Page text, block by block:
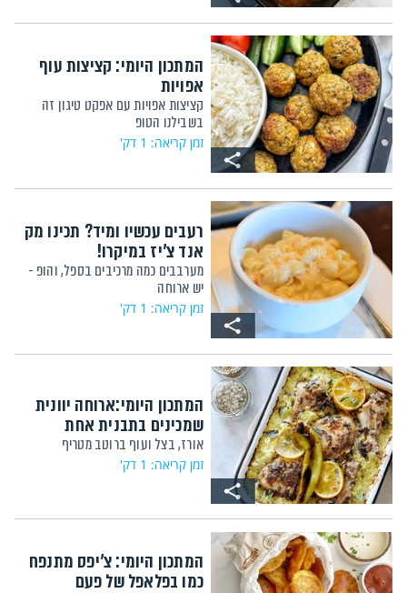
המתכון היומי: קציצות עוף
אפויות
קציצות אפויות עם אפקט טיגון זה
בשבילנו הטופ
זמן קריאה: 1 דק'
רעבים עכשיו ומיד? תכינו מק
אנד צ'יז במיקרו!
מערבבים כמה מרכיבים בספל, והופ -
יש ארוחה
זמן קריאה: 1 דק'
המתכון היומי:ארוחה יוונית
שמכינים בתבנית אחת
אורז, בצל ועוף ברוטב מטריף
זמן קריאה: 1 דק'
המתכון היומי: צ'יפס מתנפח
כמו בפלאפל של פעם